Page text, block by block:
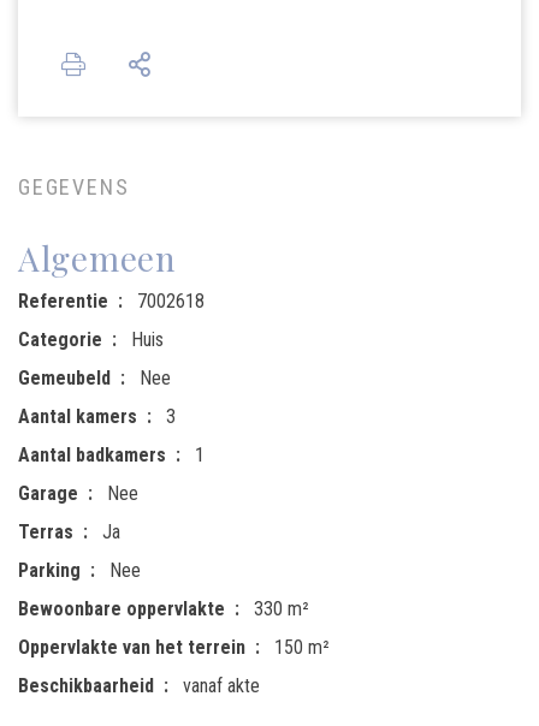
GEGEVENS
Algemeen
Referentie
7002618
Categorie
Huis
Gemeubeld
Nee
Aantal kamers
3
Aantal badkamers
1
Garage
Nee
Terras
Ja
Parking
Nee
Bewoonbare oppervlakte
330 m²
Oppervlakte van het terrein
150 m²
Beschikbaarheid
vanaf akte